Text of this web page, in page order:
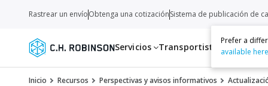
Servicios Transportistas
Rastrear un envíoObtenga una cotizaciónSistema de publicación de
Prefer a
available here
Inicio Recursos Perspectivas y avisos informativos